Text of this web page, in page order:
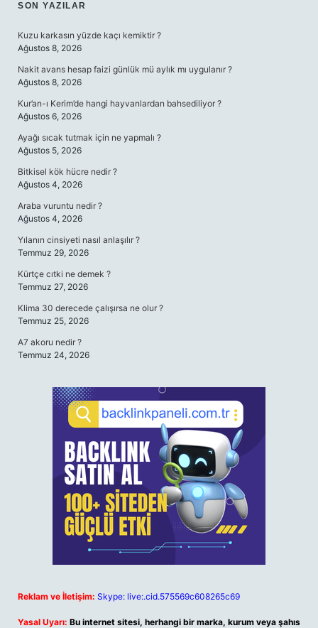
SIDEBAR
SON YAZILAR
Kuzu karkasın yüzde kaçı kemiktir ?
Ağustos 8, 2026
Nakit avans hesap faizi günlük mü aylık mı uygulanır ?
Ağustos 8, 2026
Kur’an-ı Kerim’de hangi hayvanlardan bahsediliyor ?
Ağustos 6, 2026
Ayağı sıcak tutmak için ne yapmalı ?
Ağustos 5, 2026
Bitkisel kök hücre nedir ?
Ağustos 4, 2026
Araba vuruntu nedir ?
Ağustos 4, 2026
Yılanın cinsiyeti nasıl anlaşılır ?
Temmuz 29, 2026
Kürtçe cıtki ne demek ?
Temmuz 27, 2026
Klima 30 derecede çalışırsa ne olur ?
Temmuz 25, 2026
A7 akoru nedir ?
Temmuz 24, 2026
Reklam ve İletişim: Skype: live:.cid.575569c608265c69
Yasal Uyarı: Bu internet sitesi, herhangi bir marka, kurum veya şahıs